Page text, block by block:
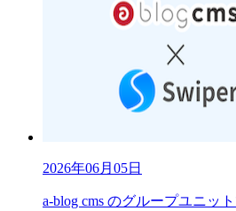
2026年06月05日
a-blog cms のグループユニッ